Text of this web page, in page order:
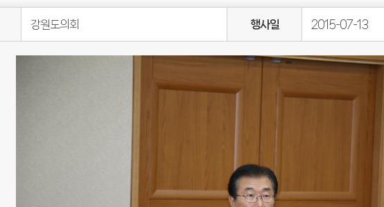
강원도의회 행사일 2015-07-13